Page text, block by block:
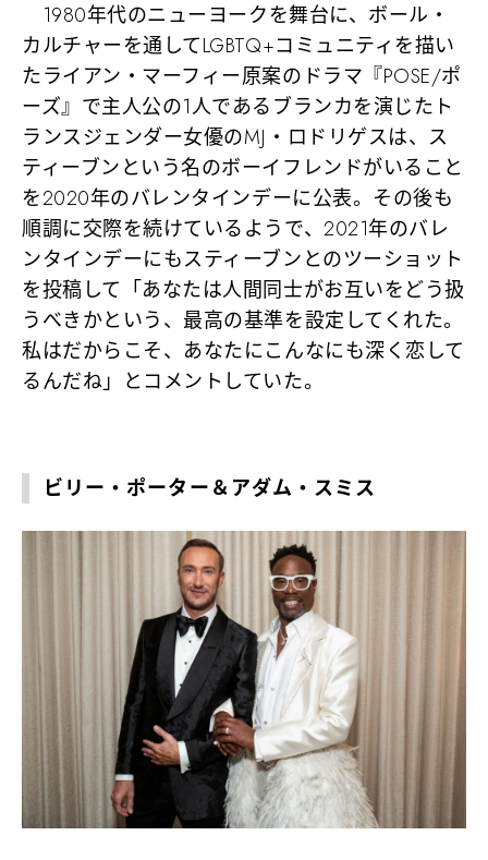
1980年代のニューヨークを舞台に、ボール・
カルチャーを通してLGBTQ+コミュニティを描い
たライアン・マーフィー原案のドラマ『POSE/ポ
ーズ』で主人公の1人であるブランカを演じたト
ランスジェンダー女優のMJ・ロドリゲスは、ス
ティーブンという名のボーイフレンドがいること
を2020年のバレンタインデーに公表。その後も
順調に交際を続けているようで、2021年のバレ
ンタインデーにもスティーブンとのツーショット
を投稿して「あなたは人間同士がお互いをどう扱
うべきかという、最高の基準を設定してくれた。
私はだからこそ、あなたにこんなにも深く恋して
るんだね」とコメントしていた。
ビリー・ポーター＆アダム・スミス